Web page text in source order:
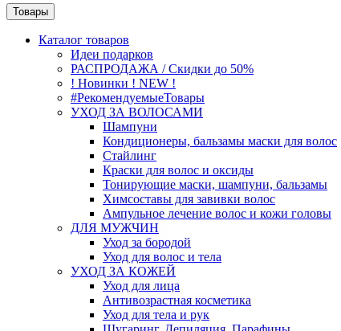
Товары
Каталог товаров
Идеи подарков
РАСПРОДАЖА / Скидки до 50%
! Новинки ! NEW !
#РекомендуемыеТовары
УХОД ЗА ВОЛОСАМИ
Шампуни
Кондиционеры, бальзамы маски для волос
Стайлинг
Краски для волос и оксиды
Тонирующие маски, шампуни, бальзамы
Химсоставы для завивки волос
Ампульное лечение волос и кожи головы
ДЛЯ МУЖЧИН
Уход за бородой
Уход для волос и тела
УХОД ЗА КОЖЕЙ
Уход для лица
Антивозрастная косметика
Уход для тела и рук